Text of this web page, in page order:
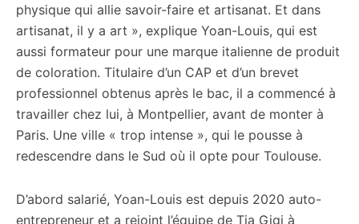
physique qui allie savoir-faire et artisanat. Et dans
artisanat, il y a art », explique Yoan-Louis, qui est
aussi formateur pour une marque italienne de produit
de coloration. Titulaire d’un CAP et d’un brevet
professionnel obtenus après le bac, il a commencé à
travailler chez lui, à Montpellier, avant de monter à
Paris. Une ville « trop intense », qui le pousse à
redescendre dans le Sud où il opte pour Toulouse.
D’abord salarié, Yoan-Louis est depuis 2020 auto-
entrepreneur et a rejoint l’équipe de Tia Gigi à